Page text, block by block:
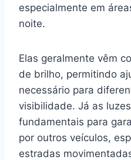
especialmente em
noite.
Elas geralmente vêm
de brilho, permitindo
necessário para
visibilidade. Já as
fundamentais para
por outros veículos,
estradas